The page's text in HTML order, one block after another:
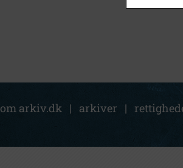
om arkiv.dk | arkiver |